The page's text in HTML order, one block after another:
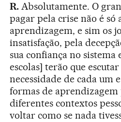
R. Absolutamente. O
pagar pela crise não é só
aprendizagem, e sim os
insatisfação, pela
sua confiança no sistema
escolas] terão que
necessidade de cada um
formas de aprendizagem
diferentes contextos
voltar como se nada